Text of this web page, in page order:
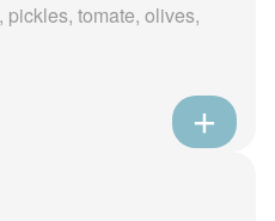
pickles, tomate, olives,